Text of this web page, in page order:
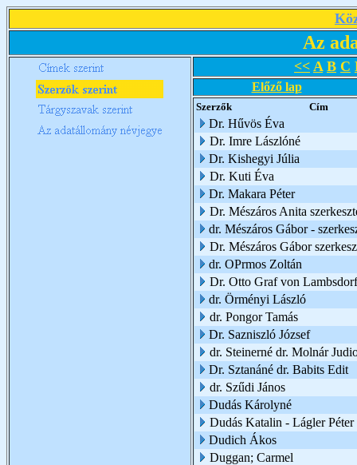
Az
<< A B C
Előző lap
Szerzők Cím
Dr. Hűvös Éva
Dr. Imre Lászlóné
Dr. Kishegyi Júlia
Dr. Kuti Éva
Dr. Makara Péter
Dr. Mészáros Anita
dr. Mészáros Gábor -
Dr. Mészáros Gábor
dr. OPrmos Zoltán
Dr. Otto Graf von
dr. Örményi László
dr. Pongor Tamás
Dr. Sazniszló József
dr. Steinerné dr. Molnár
Dr. Sztanáné dr. Babits Edit
dr. Szűdi János
Dudás Károlyné
Dudás Katalin - Lágler Péter
Dudich Ákos
Duggan; Carmel